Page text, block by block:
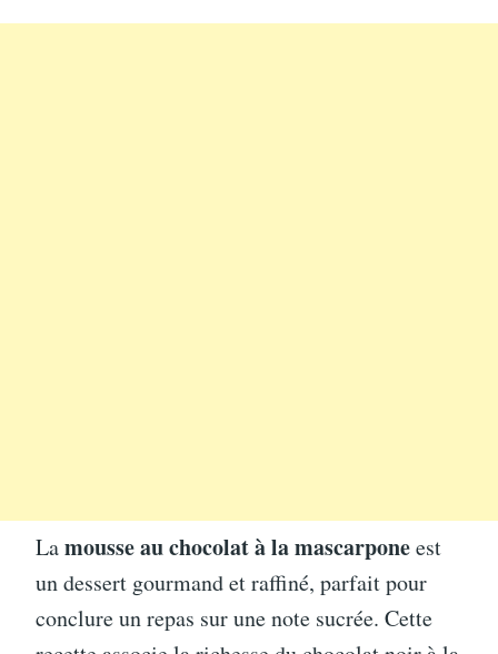
Lamousse au chocolat à la mascarponeest
un dessert gourmand et raffiné, parfait pour
conclure un repas sur une note sucrée. Cette